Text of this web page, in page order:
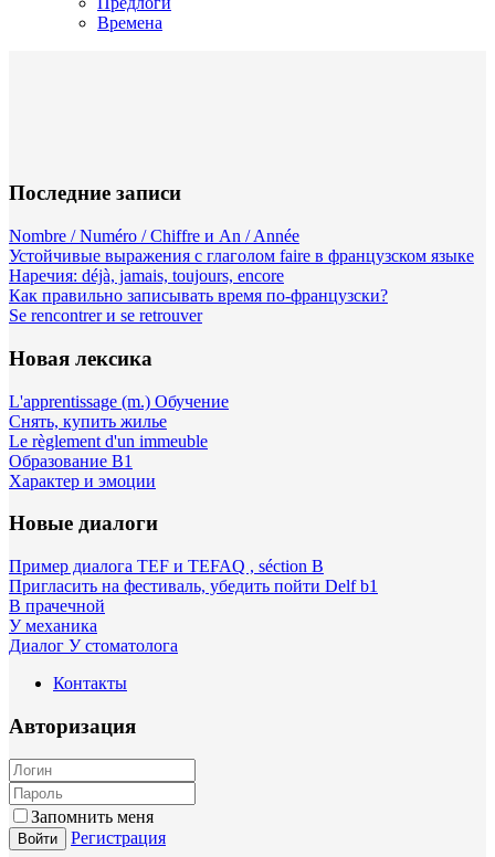
Времена
Последние записи
Nombre / Numéro / Chiffre и An / Année
Устойчивые выражения с глаголом faire в французском языке
Наречия: déjà, jamais, toujours, encore
Как правильно записывать время по-французски?
Se rencontrer и se retrouver
Новая лексика
L'apprentissage (m.) Обучение
Снять, купить жилье
Le règlement d'un immeuble
Образование B1
Характер и эмоции
Новые диалоги
Пример диалога TEF и TEFAQ , séction B
Пригласить на фестиваль, убедить пойти Delf b1
В прачечной
У механика
Диалог У стоматолога
Контакты
Авторизация
Запомнить меня
Войти Регистрация